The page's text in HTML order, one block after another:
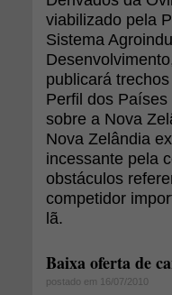
viabilizado pela
Sistema
publicará
Perfil dos
sobre a Nova
Nova Zelândia
incessante pela
obstáculos
competidor
lã.
Baixa oferta de
postado em 16/07/2010